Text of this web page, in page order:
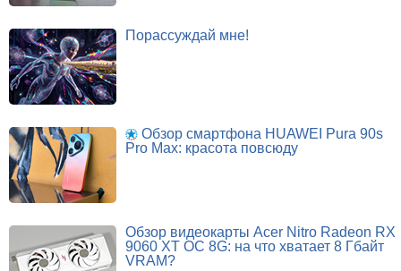
Порассуждай мне!
Обзор смартфона HUAWEI Pura 90s
Pro Max: красота повсюду
Обзор видеокарты Acer Nitro Radeon RX
9060 XT OC 8G: на что хватает 8 Гбайт
VRAM?